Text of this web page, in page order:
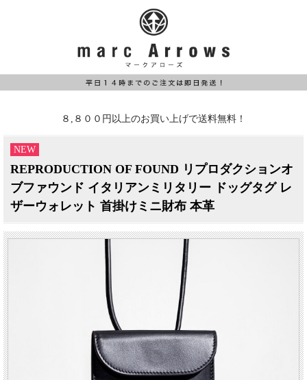
８,８００円以上のお買い上げで送料無料！
NEW
REPRODUCTION OF FOUND リプロダクションオ
ブファウンド イタリアンミリタリー ドッグタグ レ
ザーウォレット 首掛けミニ財布 本革